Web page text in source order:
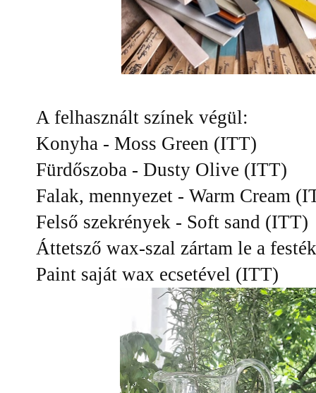
A felhasznált színek végül:
Konyha - Moss Green (ITT)
Fürdőszoba - Dusty Olive (ITT)
Falak, mennyezet - Warm Cream
Felső szekrények - Soft sand (ITT)
Áttetsző wax-szal zártam le a
Paint saját wax ecsetével (ITT)